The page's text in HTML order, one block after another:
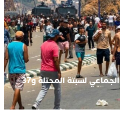
57 قتيلا في مأساة العبور الجماعي لسبتة المحتلة و37